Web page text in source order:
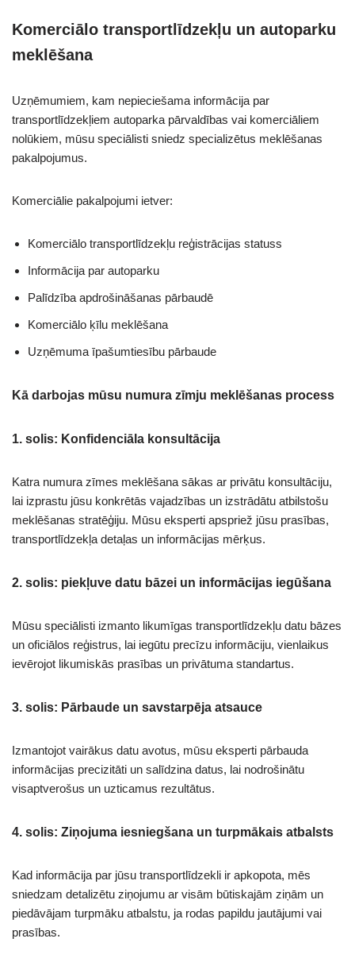
Komerciālo transportlīdzekļu un autoparku
meklēšana
Uzņēmumiem, kam nepieciešama informācija par
transportlīdzekļiem autoparka pārvaldības vai komerciāliem
nolūkiem, mūsu speciālisti sniedz specializētus meklēšanas
pakalpojumus.
Komerciālie pakalpojumi ietver:
Komerciālo transportlīdzekļu reģistrācijas statuss
Informācija par autoparku
Palīdzība apdrošināšanas pārbaudē
Komerciālo ķīlu meklēšana
Uzņēmuma īpašumtiesību pārbaude
Kā darbojas mūsu numura zīmju meklēšanas process
1. solis: Konfidenciāla konsultācija
Katra numura zīmes meklēšana sākas ar privātu konsultāciju,
lai izprastu jūsu konkrētās vajadzības un izstrādātu atbilstošu
meklēšanas stratēģiju. Mūsu eksperti apspriež jūsu prasības,
transportlīdzekļa detaļas un informācijas mērķus.
2. solis: piekļuve datu bāzei un informācijas iegūšana
Mūsu speciālisti izmanto likumīgas transportlīdzekļu datu bāzes
un oficiālos reģistrus, lai iegūtu precīzu informāciju, vienlaikus
ievērojot likumiskās prasības un privātuma standartus.
3. solis: Pārbaude un savstarpēja atsauce
Izmantojot vairākus datu avotus, mūsu eksperti pārbauda
informācijas precizitāti un salīdzina datus, lai nodrošinātu
visaptverošus un uzticamus rezultātus.
4. solis: Ziņojuma iesniegšana un turpmākais atbalsts
Kad informācija par jūsu transportlīdzekli ir apkopota, mēs
sniedzam detalizētu ziņojumu ar visām būtiskajām ziņām un
piedāvājam turpmāku atbalstu, ja rodas papildu jautājumi vai
prasības.